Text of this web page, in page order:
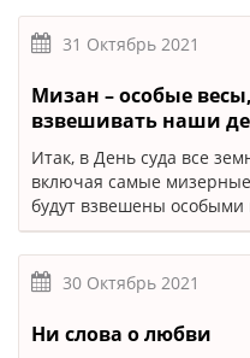
31 Октябрь 2021
Мизан – особые
взвешивать наши
Итак, в День суда все
включая самые
будут взвешены
30 Октябрь 2021
Ни слова о любви